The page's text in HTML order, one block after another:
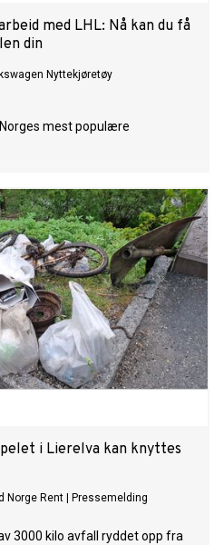
med LHL: Nå kan du få
din
Nyttekjøretøy
mest populære
i Lierelva kan knyttes
Norge Rent Pressemelding
3000 kilo avfall ryddet opp fra